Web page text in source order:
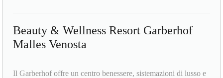
Beauty & Wellness Resort Garberhof
Malles Venosta
Il Garberhof offre un centro benessere, sistemazioni di lusso e